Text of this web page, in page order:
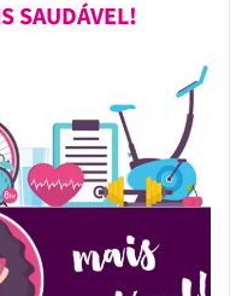
SAUDÁVEL!